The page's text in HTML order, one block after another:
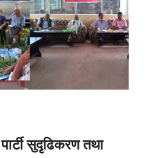
पार्टी सुदृृढिकरण तथा